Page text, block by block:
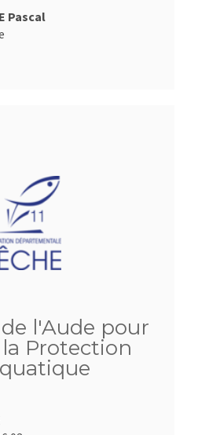
Pascal
l'Aude pour
Protection